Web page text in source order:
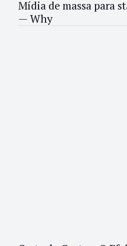
Mídia de massa para
— Why